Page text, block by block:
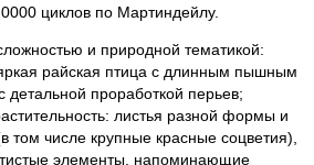
циклов по Мартиндейлу.
и природной тематикой:
райская птица с длинным пышным
детальной проработкой перьев;
листья разной формы и
том числе крупные красные соцветия),
элементы, напоминающие